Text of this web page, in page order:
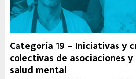
Categoría 19 – Iniciativas y
colectivas de asociaciones
salud mental